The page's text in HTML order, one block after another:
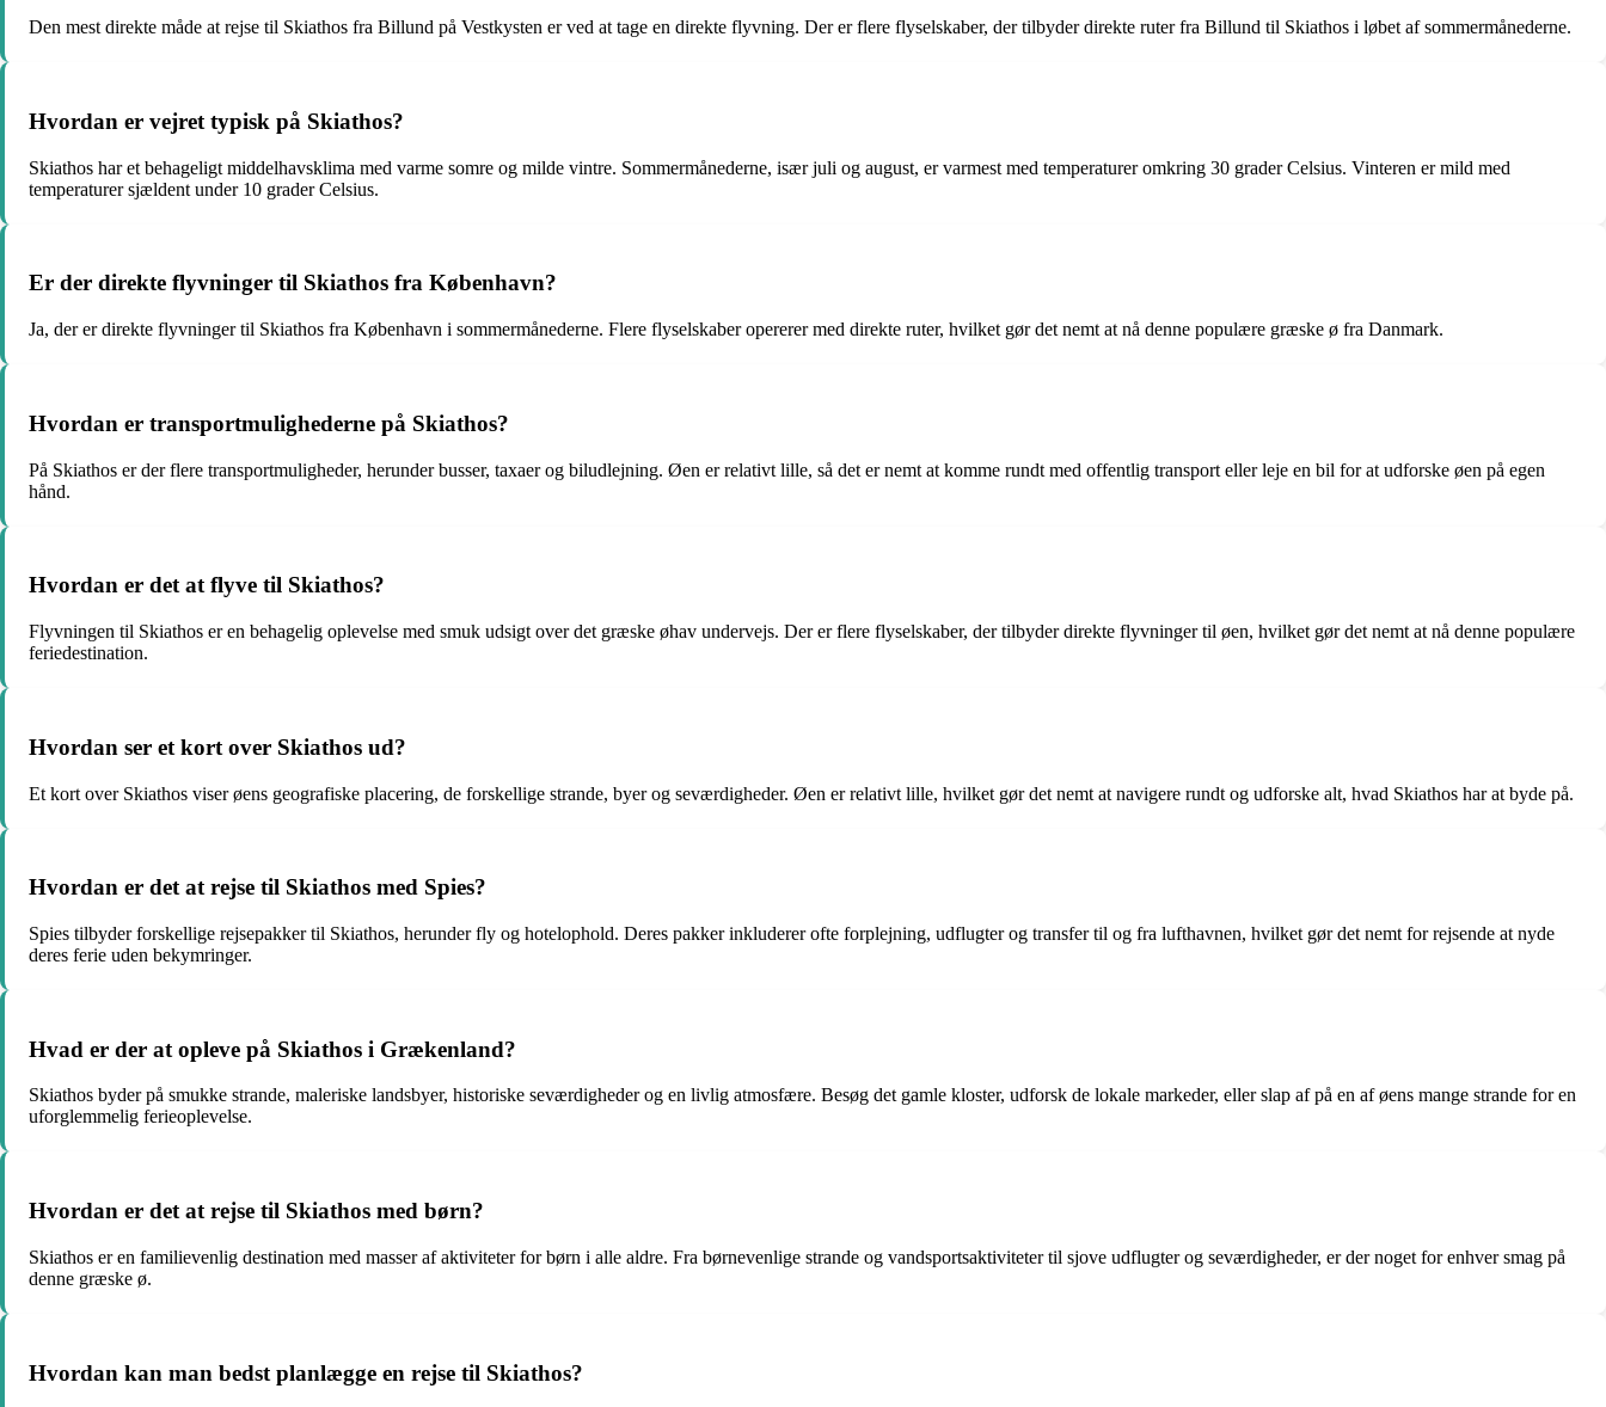
Den mest direkte måde at rejse til Skiathos fra Billund på Vestkysten er ved at tage en direkte flyvning. Der er flere flyselskaber, der tilbyder direkte ruter fra Billund til Skiathos i løbet af sommermånederne.
Hvordan er vejret typisk på Skiathos?
Skiathos har et behageligt middelhavsklima med varme somre og milde vintre. Sommermånederne, især juli og august, er varmest med temperaturer omkring 30 grader Celsius. Vinteren er mild med
temperaturer sjældent under 10 grader Celsius.
Er der direkte flyvninger til Skiathos fra København?
Ja, der er direkte flyvninger til Skiathos fra København i sommermånederne. Flere flyselskaber opererer med direkte ruter, hvilket gør det nemt at nå denne populære græske ø fra Danmark.
Hvordan er transportmulighederne på Skiathos?
På Skiathos er der flere transportmuligheder, herunder busser, taxaer og biludlejning. Øen er relativt lille, så det er nemt at komme rundt med offentlig transport eller leje en bil for at udforske øen på egen
hånd.
Hvordan er det at flyve til Skiathos?
Flyvningen til Skiathos er en behagelig oplevelse med smuk udsigt over det græske øhav undervejs. Der er flere flyselskaber, der tilbyder direkte flyvninger til øen, hvilket gør det nemt at nå denne populære
feriedestination.
Hvordan ser et kort over Skiathos ud?
Et kort over Skiathos viser øens geografiske placering, de forskellige strande, byer og seværdigheder. Øen er relativt lille, hvilket gør det nemt at navigere rundt og udforske alt, hvad Skiathos har at byde på.
Hvordan er det at rejse til Skiathos med Spies?
Spies tilbyder forskellige rejsepakker til Skiathos, herunder fly og hotelophold. Deres pakker inkluderer ofte forplejning, udflugter og transfer til og fra lufthavnen, hvilket gør det nemt for rejsende at nyde
deres ferie uden bekymringer.
Hvad er der at opleve på Skiathos i Grækenland?
Skiathos byder på smukke strande, maleriske landsbyer, historiske seværdigheder og en livlig atmosfære. Besøg det gamle kloster, udforsk de lokale markeder, eller slap af på en af øens mange strande for en
uforglemmelig ferieoplevelse.
Hvordan er det at rejse til Skiathos med børn?
Skiathos er en familievenlig destination med masser af aktiviteter for børn i alle aldre. Fra børnevenlige strande og vandsportsaktiviteter til sjove udflugter og seværdigheder, er der noget for enhver smag på
denne græske ø.
Hvordan kan man bedst planlægge en rejse til Skiathos?